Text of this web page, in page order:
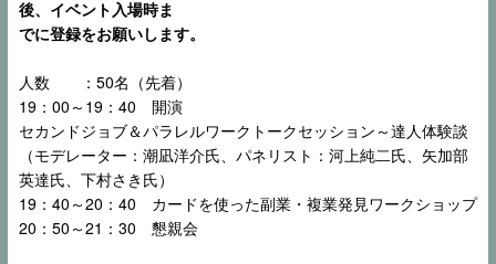
後、イベント入場時ま
でに登録をお願いします。
人数 ：50名（先着）
19：00～19：40 開演
セカンドジョブ＆パラレルワークトークセッション～達人体験談
（モデレーター：潮凪洋介氏、パネリスト：河上純二氏、矢加部
英達氏、下村さき氏）
19：40～20：40 カードを使った副業・複業発見ワークショップ
20：50～21：30 懇親会